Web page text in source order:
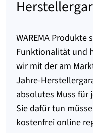
WAREMA
Funktionalität und
wir mit der am
Jahre-
absolutes Muss für
Sie dafür tun
kostenfrei online